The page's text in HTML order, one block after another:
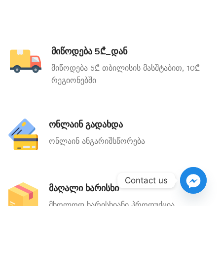
მიწოდება 5₾_დან
მიწოდება 5₾ თბილისის მასშტაბით, 10₾
რეგიონებში
ონლაინ გადახდა
ონლაინ ანგარიშსწორება
მაღალი ხარისხი
მხოლოდ ხარისხიანი პროდუქცია
Contact us